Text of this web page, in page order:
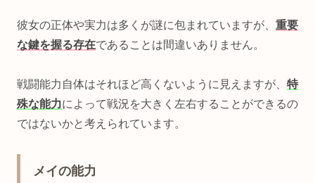
彼女の正体や実力は多くが謎に包まれていますが、 重要
な鍵を握る存在であることは間違いありません。
戦闘能力自体はそれほど高くないように見えますが、 特
殊な能力によって戦況を大きく左右することができるの
ではないかと考えられています。
メイの能力